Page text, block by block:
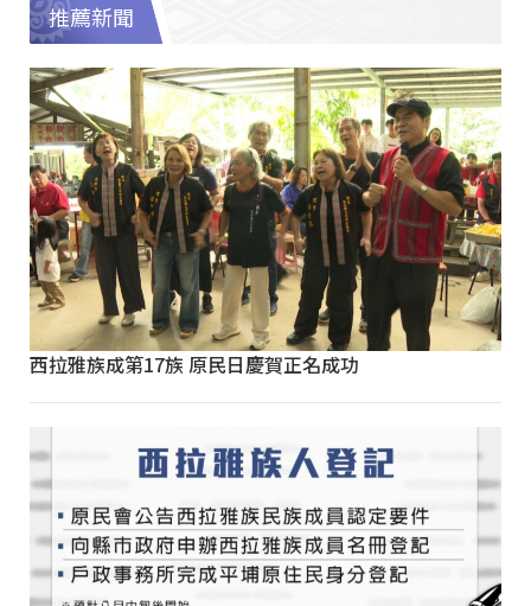
推薦新聞
西拉雅族成第17族 原民日慶賀正名成功